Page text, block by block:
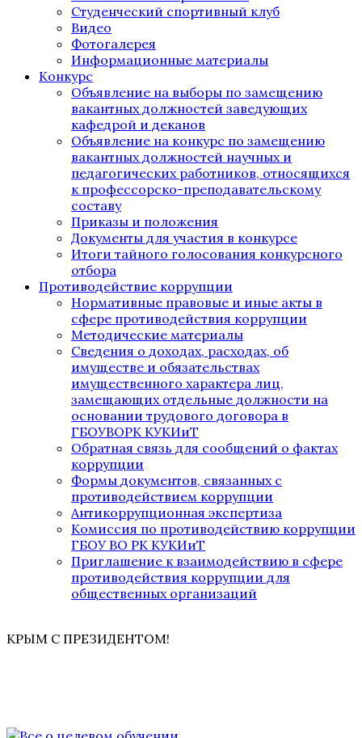
Студенческий спортивный клуб
Видео
Фотогалерея
Информационные материалы
Конкурс
Объявление на выборы по замещению
вакантных должностей заведующих
кафедрой и деканов
Объявление на конкурс по замещению
вакантных должностей научных и
педагогических работников, относящихся
к профессорско-преподавательскому
составу
Приказы и положения
Документы для участия в конкурсе
Итоги тайного голосования конкурсного
отбора
Противодействие коррупции
Нормативные правовые и иные акты в
сфере противодействия коррупции
Методические материалы
Сведения о доходах, расходах, об
имуществе и обязательствах
имущественного характера лиц,
замещающих отдельные должности на
основании трудового договора в
ГБОУВОРК КУКИиТ
Обратная связь для сообщений о фактах
коррупции
Формы документов, связанных с
противодействием коррупции
Антикоррупционная экспертиза
Комиссия по противодействию коррупции
ГБОУ ВО РК КУКИиТ
Приглашение к взаимодействию в сфере
противодействия коррупции для
общественных организаций
КРЫМ С ПРЕЗИДЕНТОМ!